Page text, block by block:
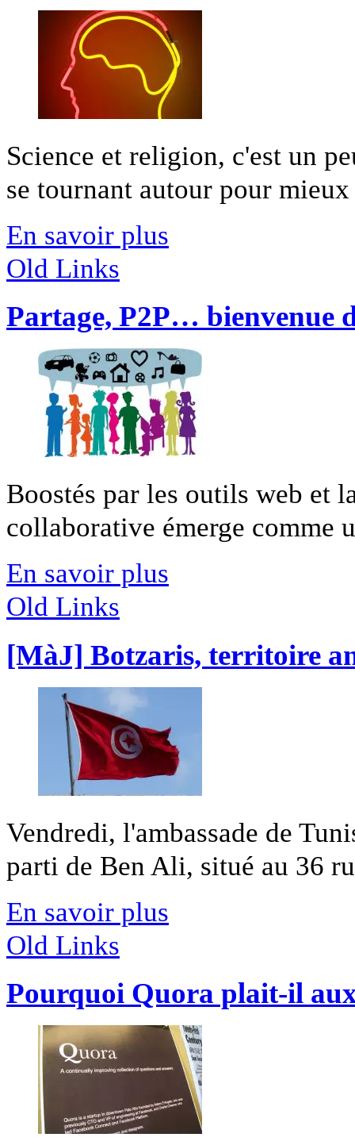
Science et religion, c'est un
se tournant autour pour
En savoir plus
Old Links
Partage, P2P… bienvenue
Boostés par les outils web et
collaborative émerge comme
En savoir plus
Old Links
[MàJ] Botzaris, territoire
Vendredi, l'ambassade de
parti de Ben Ali, situé au 36
En savoir plus
Old Links
Pourquoi Quora plait-il